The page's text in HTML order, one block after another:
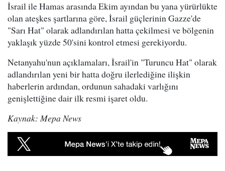
İsrail ile Hamas arasında Ekim ayından bu yana yürürlükte
olan ateşkes şartlarına göre, İsrail güçlerinin Gazze'de
"Sarı Hat" olarak adlandırılan hatta çekilmesi ve bölgenin
yaklaşık yüzde 50'sini kontrol etmesi gerekiyordu.
Netanyahu'nun açıklamaları, İsrail'in "Turuncu Hat" olarak
adlandırılan yeni bir hatta doğru ilerlediğine ilişkin
haberlerin ardından, ordunun sahadaki varlığını
genişlettiğine dair ilk resmi işaret oldu.
Kaynak: Mepa News